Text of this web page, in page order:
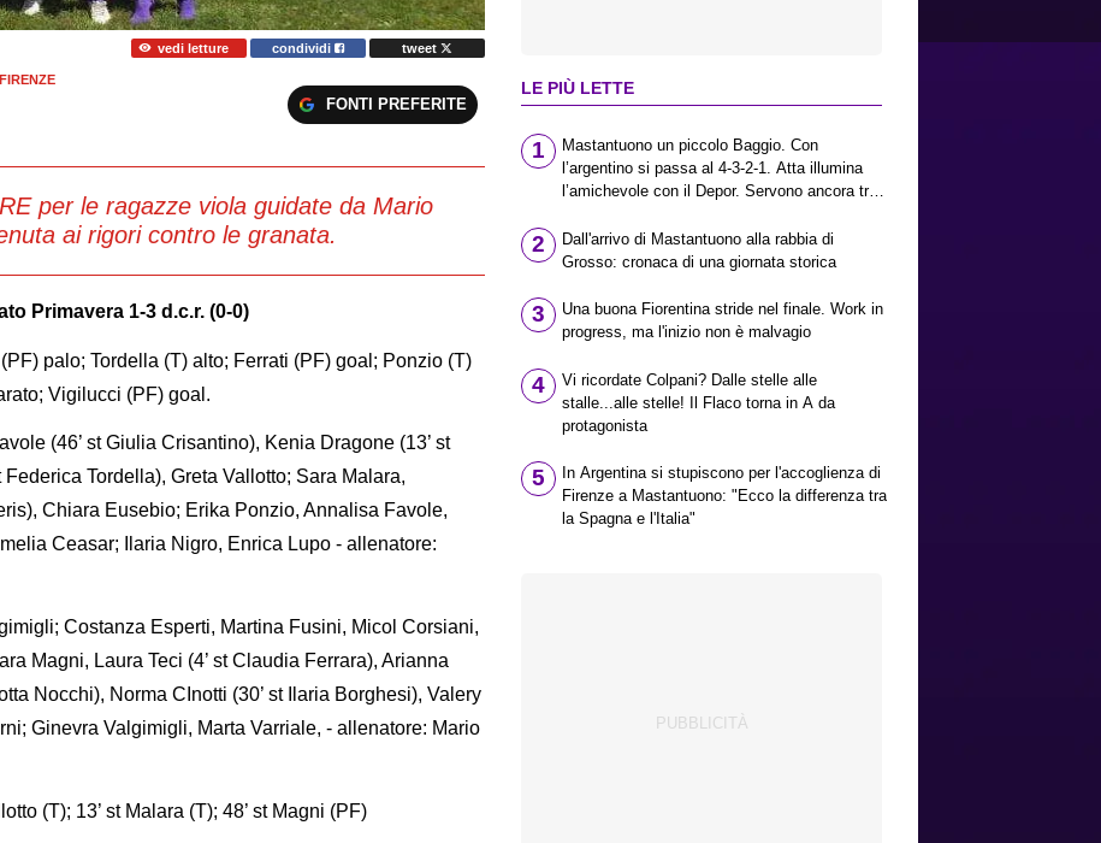
vedi letture condividi tweet
FONTI PREFERITE
per le ragazze viola guidate da Mario
ai rigori contro le granata.
Primavera 1-3 d.c.r. (0-0)
palo; Tordella (T) alto; Ferrati (PF) goal; Ponzio (T)
Vigilucci (PF) goal.
(46’ st Giulia Crisantino), Kenia Dragone (13’ st
Tordella), Greta Vallotto; Sara Malara,
Chiara Eusebio; Erika Ponzio, Annalisa Favole,
Ceasar; Ilaria Nigro, Enrica Lupo - allenatore:
Costanza Esperti, Martina Fusini, Micol Corsiani,
Magni, Laura Teci (4’ st Claudia Ferrara), Arianna
Nocchi), Norma CInotti (30’ st Ilaria Borghesi), Valery
Ginevra Valgimigli, Marta Varriale, - allenatore: Mario
(T); 13’ st Malara (T); 48’ st Magni (PF)
LE PIÙ LETTE
1
Mastantuono un piccolo Baggio. Con
l’argentino si passa al 4-3-2-1. Atta illumina
l’amichevole con il Depor. Servono ancora tre
Antognoni, un finale senza vincitori
2
Dall'arrivo di Mastantuono alla rabbia di
Grosso: cronaca di una giornata storica
3
Una buona Fiorentina stride nel finale. Work in
progress, ma l'inizio non è malvagio
4
Vi ricordate Colpani? Dalle stelle alle
stalle...alle stelle! Il Flaco torna in A da
protagonista
5
In Argentina si stupiscono per l'accoglienza di
Firenze a Mastantuono: "Ecco la differenza tra
la Spagna e l'Italia"